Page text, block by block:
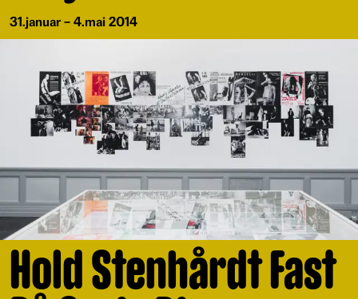
31.januar – 4.mai 2014
Hold Stenhårdt Fast